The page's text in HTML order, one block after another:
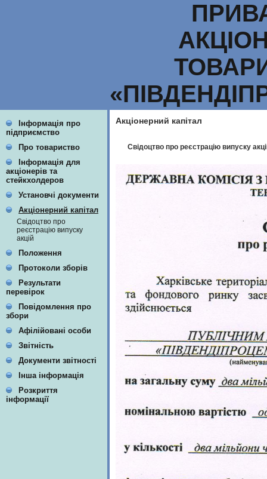
Інформація про
підприємство
Про товариство
Інформація для
акціонерів та
стейкхолдеров
Установчі документи
Акціонерний капітал
Свідоцтво про
реєстрацію випуску
акцій
Положення
Протоколи зборів
Результати
перевірок
Повідомлення про
збори
Афілійовані особи
Звітність
Документи звітності
Інша інформація
Розкриття
інформації
Акціонерний капітал
Свідоцтво про реєстрацію випуску